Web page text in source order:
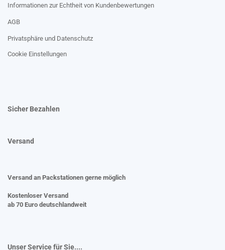
Informationen zur Echtheit von Kundenbewertungen
AGB
Privatsphäre und Datenschutz
Cookie Einstellungen
Sicher Bezahlen
Versand
Versand an Packstationen gerne möglich
Kostenloser Versand
ab 70 Euro deutschlandweit
Unser Service für Sie....